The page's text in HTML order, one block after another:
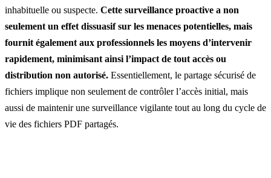
inhabituelle ou suspecte. Cette surveillance proactive a non
seulement un effet dissuasif sur les menaces potentielles, mais
fournit également aux professionnels les moyens d’intervenir
rapidement, minimisant ainsi l’impact de tout accès ou
distribution non autorisé. Essentiellement, le partage sécurisé de
fichiers implique non seulement de contrôler l’accès initial, mais
aussi de maintenir une surveillance vigilante tout au long du cycle de
vie des fichiers PDF partagés.